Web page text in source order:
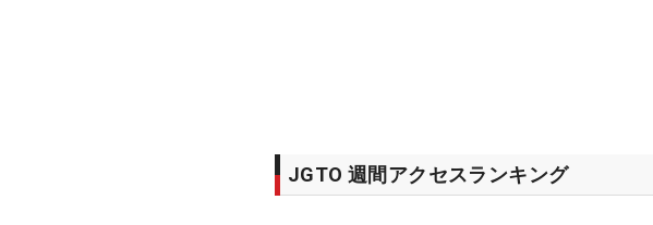
JGTO 週間アクセスランキング